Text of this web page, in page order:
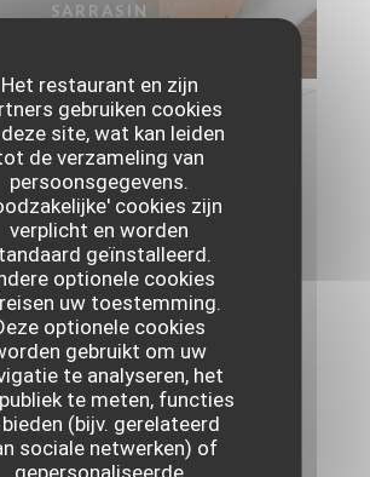
Het restaurant en zijn
gebruiken cookies
site, wat kan leiden
de verzameling van
persoonsgegevens.
cookies zijn
verplicht en worden
geïnstalleerd.
optionele cookies
uw toestemming.
optionele cookies
gebruikt om uw
te analyseren, het
te meten, functies
(bijv. gerelateerd
sociale netwerken) of
gepersonaliseerde
SARRASIN